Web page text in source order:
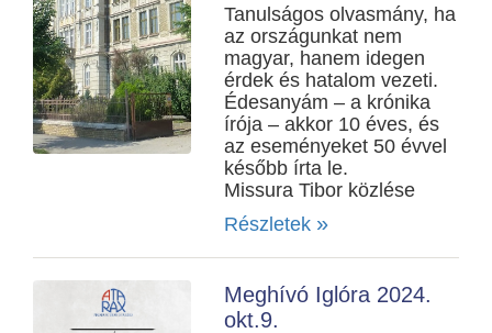
Tanulságos olvasmány, ha
az országunkat nem
magyar, hanem idegen
érdek és hatalom vezeti.
Édesanyám – a krónika
írója – akkor 10 éves, és
az eseményeket 50 évvel
később írta le.
Missura Tibor közlése
Részletek »
Meghívó Iglóra 2024.
okt.9.